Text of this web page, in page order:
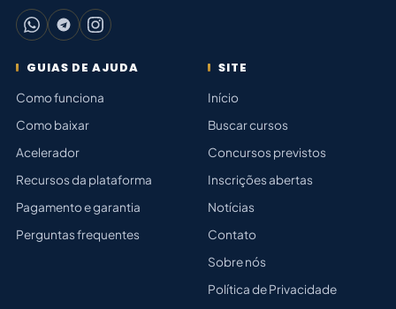
GUIAS DE AJUDA
Como funciona
Como baixar
Acelerador
Recursos da plataforma
Pagamento e garantia
Perguntas frequentes
SITE
Início
Buscar cursos
Concursos previstos
Inscrições abertas
Notícias
Contato
Sobre nós
Política de Privacidade